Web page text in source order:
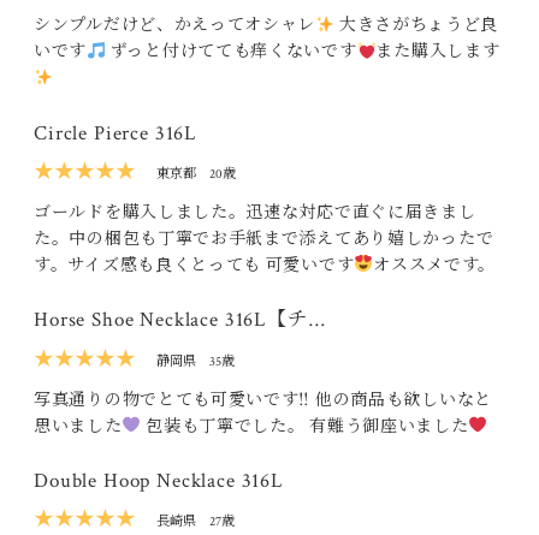
シンプルだけど、かえってオシャレ
大きさがちょうど良
いです
ずっと付けてても痒くないです また購入します
Circle Pierce 316L
★★★★★
東京都 20歳
ゴールドを購入しました。迅速な対応で直ぐに届きまし
た。中の梱包も丁寧でお手紙まで添えてあり嬉しかったで
す。サイズ感も良くとっても 可愛いです
オススメです。
Horse Shoe Necklace 316L【チ…
★★★★★
静岡県 35歳
写真通りの物でとても可愛いです‼ 他の商品も欲しいなと
思いました
包装も丁寧でした。 有難う御座いました
Double Hoop Necklace 316L
★★★★★
長崎県 27歳